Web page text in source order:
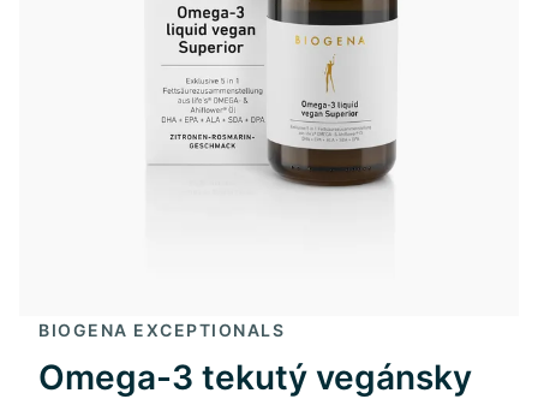
BIOGENA EXCEPTIONALS
Omega-3 tekutý vegánsky